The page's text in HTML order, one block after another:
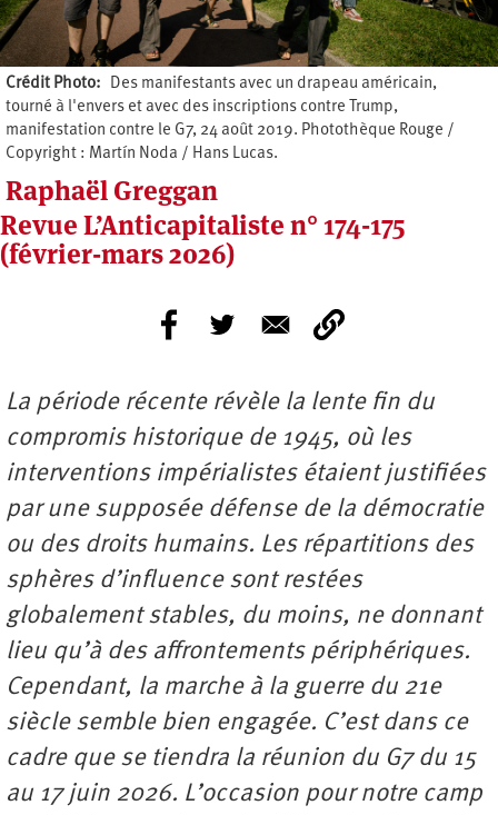
Crédit Photo
Des manifestants avec un drapeau américain,
tourné à l'envers et avec des inscriptions contre Trump,
manifestation contre le G7, 24 août 2019. Photothèque Rouge /
Copyright : Martín Noda / Hans Lucas.
Raphaël Greggan
Revue L’Anticapitaliste n° 174-175
(février-mars 2026)
La période récente révèle la lente fin du
compromis historique de 1945, où les
interventions impérialistes étaient justifiées
par une supposée défense de la démocratie
ou des droits humains. Les répartitions des
sphères d’influence sont restées
globalement stables, du moins, ne donnant
lieu qu’à des affrontements périphériques.
Cependant, la marche à la guerre du 21e
siècle semble bien engagée. C’est dans ce
cadre que se tiendra la réunion du G7 du 15
au 17 juin 2026. L’occasion pour notre camp